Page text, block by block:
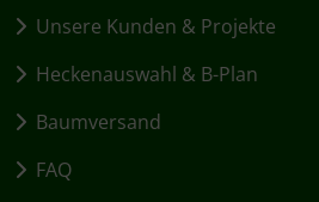
Unsere Kunden & Projekte
Heckenauswahl & B-Plan
Baumversand
FAQ